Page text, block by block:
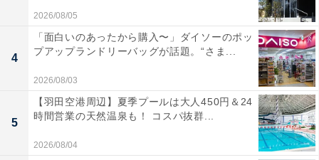
横浜18区で「区名がかっこいい」と思う区ランキング！
2位「青葉区」、1位は？
いかがでしたか？ 横浜を訪れた際は、ぜひ難読地名にも
注目してみてください。
この記事の執筆者：田辺 紫 プロフィール
神奈川県在住コピーライター。2001年2月より総合情報
2026/08/05
4
「面白いのあったから購入〜」ダイソーのポッ
プアップランドリーバッグが話題。“さま...
2026/08/03
5
【羽田空港周辺】夏季プールは大人450円＆24
時間営業の天然温泉も！ コスパ抜群...
2026/08/04